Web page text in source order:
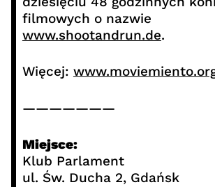
filmowych o nazwie
www.shootandrun.de.
Więcej:
———————
Miejsce:
Klub Parlament
ul. Św. Ducha 2, Gdańsk